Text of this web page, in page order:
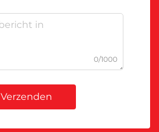
0/1000
Verzenden